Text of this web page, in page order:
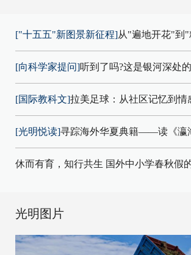
["十五五"新图景新征程]从"遍地开花"到
[向科学家提问]听到了吗?这是银河深处
[国际教科文]拉美足球：从社区记忆到情
[光明悦读]寻踪海外华夏典籍——读《瀛
休而有育，知行共生 国外中小学春秋假
光明图片